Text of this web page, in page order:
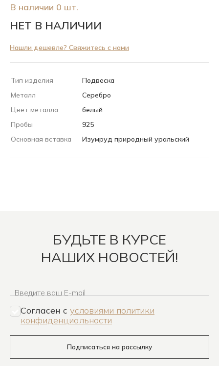
В наличии 0 шт.
НЕТ В НАЛИЧИИ
Нашли дешевле? Свяжитесь с нами
Тип изделия
Подвеска
Металл
Серебро
Цвет металла
белый
Пробы
925
Основная вставка
Изумруд природный уральский
БУДЬТЕ В КУРСЕ
НАШИХ НОВОСТЕЙ!
Введите ваш E-mail
Согласен c условиями политики
конфиденциальности
Подписаться на рассылку